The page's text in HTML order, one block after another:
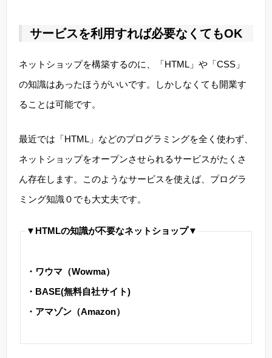
サービスを利用すれば必要なくてもOK
ネットショップを構築するのに、「HTML」や「CSS」
の知識はあったほうがいいです。しかしなくても開業す
ることは可能です。
最近では「HTML」などのプログラミングを全く使わず、
ネットショップをオープンさせられるサービスがたくさ
ん存在します。このようなサービスを使えば、プログラ
ミング知識０でも大丈夫です。
▼HTMLの知識が不要なネットショップ▼
・ワウマ（Wowma）
・BASE(無料自社サイト)
・アマゾン（Amazon）